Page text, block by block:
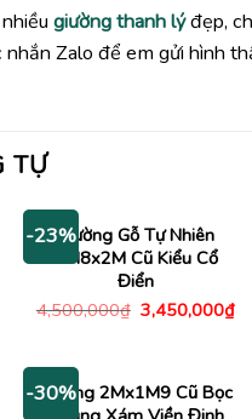
giường thanh lýđẹp,
Zalo để em gửi hình
TỰ
-23%Giường Gỗ Tự Nhiên
1M8x2M Cũ Kiểu Cổ
Điển
4,500,000₫ Giá
gốc
3,450,000₫Giá
-30%
Giường 2Mx1M9 Cũ Bọc